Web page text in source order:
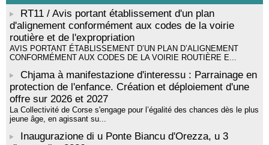
RT11 / Avis portant établissement d'un plan
d'alignement conformément aux codes de la voirie
routière et de l'expropriation
AVIS PORTANT ÉTABLISSEMENT D’UN PLAN D’ALIGNEMENT
CONFORMÉMENT AUX CODES DE LA VOIRIE ROUTIÈRE E...
Chjama à manifestazione d'interessu : Parrainage en
protection de l'enfance. Création et déploiement d'une
offre sur 2026 et 2027
La Collectivité de Corse s'engage pour l’égalité des chances dès le plus
jeune âge, en agissant su...
Inaugurazione di u Ponte Biancu d'Orezza, u 3